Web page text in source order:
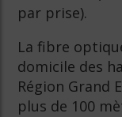
par prise).
La fibre
domicile des
Région Grand
plus de 100